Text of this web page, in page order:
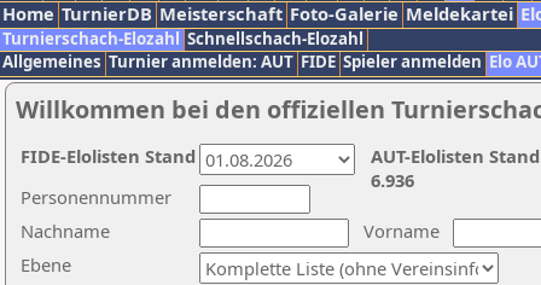
Home TurnierDB Meisterschaft Foto-Galerie Meldekartei
Turnierschach-Elozahl Schnellschach-Elozahl
Allgemeines Turnier anmelden: AUT FIDE Spieler anmelden Elo
Willkommen bei den offiziellen
Nachname
Vorname
Ebene
Personennummer
AUT-Elolisten
6.936
FIDE-Elolisten Stand